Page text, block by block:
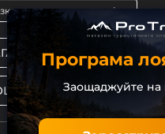
консультація
Програма
Заощаджуйте на